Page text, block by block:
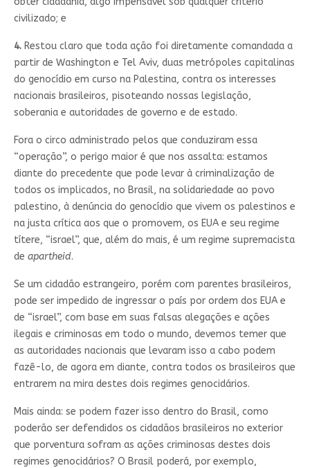
civilizado; e
4.Restou claro que toda ação foi diretamente comandada a
partir de Washington e Tel Aviv, duas metrópoles capitalinas
do genocídio em curso na Palestina, contra os interesses
nacionais brasileiros, pisoteando nossas legislação,
soberania e autoridades de governo e de estado.
Fora o circo administrado pelos que conduziram essa
“operação”, o perigo maior é que nos assalta: estamos
diante do precedente que pode levar à criminalização de
todos os implicados, no Brasil, na solidariedade ao povo
palestino, à denúncia do genocídio que vivem os palestinos e
na justa crítica aos que o promovem, os EUA e seu regime
títere, “israel”, que, além do mais, é um regime supremacista
de apartheid.
Se um cidadão estrangeiro, porém com parentes brasileiros,
pode ser impedido de ingressar o país por ordem dos EUA e
de “israel”, com base em suas falsas alegações e ações
ilegais e criminosas em todo o mundo, devemos temer que
as autoridades nacionais que levaram isso a cabo podem
fazê-lo, de agora em diante, contra todos os brasileiros que
entrarem na mira destes dois regimes genocidários.
Mais ainda: se podem fazer isso dentro do Brasil, como
poderão ser defendidos os cidadãos brasileiros no exterior
que porventura sofram as ações criminosas destes dois
regimes genocidários? O Brasil poderá, por exemplo,